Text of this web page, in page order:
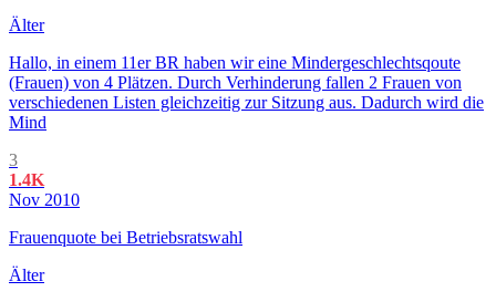
Älter
Hallo, in einem 11er BR haben wir eine Mindergeschlechtsqoute
(Frauen) von 4 Plätzen. Durch Verhinderung fallen 2 Frauen von
verschiedenen Listen gleichzeitig zur Sitzung aus. Dadurch wird die
Mind
3
1.4K
Nov 2010
Frauenquote bei Betriebsratswahl
Älter